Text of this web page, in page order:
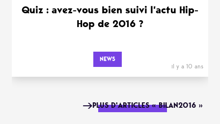
Quiz : avez-vous bien suivi l’actu Hip-
Hop de 2016 ?
NEWS
il y a 10 ans
PLUS D'ARTICLES « BILAN2016 »